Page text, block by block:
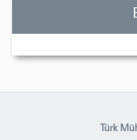
Türk